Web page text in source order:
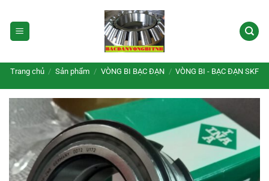
qua
nội
Trang chủ / Sản phẩm / VÒNG BI BẠC ĐẠN / VÒNG BI - BẠC ĐẠN SKF